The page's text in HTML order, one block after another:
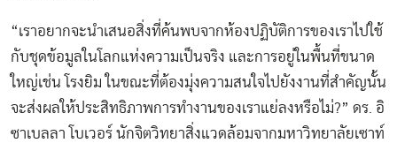
“เราอยากจะนำเสนอสิ่งที่ค้นพบจากห้องปฏิบัติการของเราไปใช้
กับชุดข้อมูลในโลกแห่งความเป็นจริง และการอยู่ในพื้นที่ขนาด
ใหญ่เช่น โรงยิม ในขณะที่ต้องมุ่งความสนใจไปยังงานที่สำคัญนั้น
จะส่งผลให้ประสิทธิภาพการทำงานของเราแย่ลงหรือไม่?” ดร. อิ
ซาเบลลา โบเวอร์ นักจิตวิทยาสิ่งแวดล้อมจากมหาวิทยาลัยเซาท์